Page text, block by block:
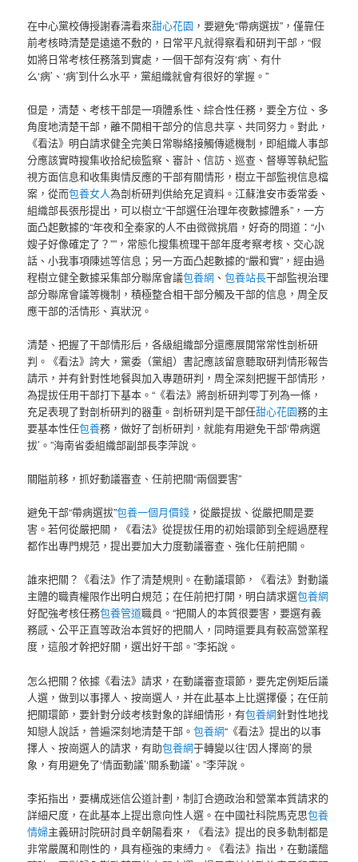
在中心黨校傳授謝春濤看來甜心花園 ，要避免“帶病選拔”，僅靠任
前考核時清楚是遠遠不敷的，日常平凡就得察看和研判干部，“假
如將日常考核任務落到實處，一個干部有沒有‘病’、有什
么‘病’、‘病’到什么水平，黨組織就會有很好的掌握。”
但是，清楚、考核干部是一項體系性、綜合性任務，要全方位、多
角度地清楚干部，離不開相干部分的信息共享、共同努力。對此，
《看法》明白請求健全完美日常聯絡接觸傳遞機制，即組織人事部
分應該實時搜集收拾紀檢監察、審計、信訪、巡查、督導等執紀監
視方面信息和收集輿情反應的干部有關情形，樹立干部監視信息檔
案，從而包養女人為剖析研判供給充足資料。江蘇淮安市委常委、
組織部長張彤提出，可以樹立“干部選任治理年夜數據體系”，一方
面凸起數據的“年夜和全秦家的人不由微微挑眉，好奇的問道：“小
嫂子好像確定了？””，常態化搜集梳理干部年度考察考核、交心說
話、小我事項陳述等信息；另一方面凸起數據的“嚴和實”，經由過
程樹立健全數據采集部分聯席會議包養網 、包養站長干部監視治理
部分聯席會議等機制，積極整合相干部分觸及干部的信息，周全反
應干部的活情形、真狀況。
清楚、把握了干部情形后，各級組織部分還應展開常常性剖析研
判。《看法》誇大，黨委（黨組）書記應該留意聽取研判情形報告
請示，并有針對性地餐與加入專題研判，周全深刻把握干部情形，
為提拔任用干部打下基本。“《看法》將剖析研判零丁列為一條，
充足表現了對剖析研判的器重。剖析研判是干部任甜心花園務的主
要基本性任包養務，做好了剖析研判，就能有用避免干部‘帶病選
拔’。”海南省委組織部副部長李萍說。
關隘前移，抓好動議審查、任前把關“兩個要害”
避免干部“帶病選拔”包養一個月價錢 ，從嚴提拔、從嚴把關是要
害。若何從嚴把關，《看法》從提拔任用的初始環節到全經過歷程
都作出專門規范，提出要加大力度動議審查、強化任前把關。
誰來把關？《看法》作了清楚規則。在動議環節，《看法》對動議
主體的職責權限作出明白規范；在任前把打開，明白請求選包養網
好配強考核任務包養管道職員。“把關人的本質很要害，要選有義
務感、公平正直等政治本質好的把關人，同時還要具有較高營業程
度，這般才幹把好關，選出好干部。”李拓說。
怎么把關？依據《看法》請求，在動議審查環節，要先定例矩后議
人選，做到以事擇人、按崗選人，并在此基本上比選擇優；在任前
把關環節，要針對分歧考核對象的詳細情形，有包養網針對性地找
知戀人說話，普遍深刻地清楚干部。包養網“《看法》提出的以事
擇人、按崗選人的請求，有助包養網于轉變以往‘因人擇崗’的景
象，有用避免了‘情面動議’‘關系動議’。”李萍說。
李拓指出，要構成迷信公道計劃，制訂合適政治和營業本質請求的
詳細尺度，在此基本上提出意向性人選。在中國社科院馬克思包養
情婦主義研討院研討員辛朝陽看來，《看法》提出的良多軌制都是
非常嚴厲和剛性的，具有極強的束縛力。《看法》指出，在動議醞